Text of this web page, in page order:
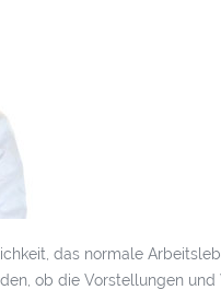
das normale
ob die Vorstellungen